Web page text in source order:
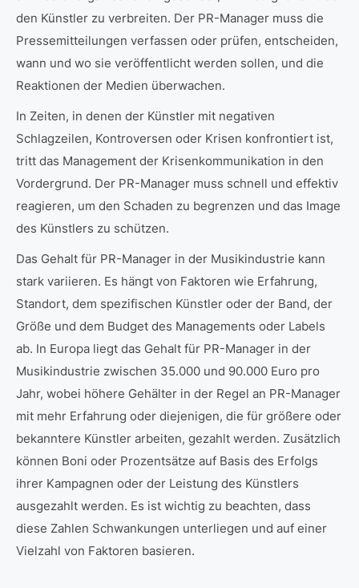
den Künstler zu verbreiten. Der PR-Manager muss die
Pressemitteilungen verfassen oder prüfen, entscheiden,
wann und wo sie veröffentlicht werden sollen, und die
Reaktionen der Medien überwachen.
In Zeiten, in denen der Künstler mit negativen
Schlagzeilen, Kontroversen oder Krisen konfrontiert ist,
tritt das Management der Krisenkommunikation in den
Vordergrund. Der PR-Manager muss schnell und effektiv
reagieren, um den Schaden zu begrenzen und das Image
des Künstlers zu schützen.
Das Gehalt für PR-Manager in der Musikindustrie kann
stark variieren. Es hängt von Faktoren wie Erfahrung,
Standort, dem spezifischen Künstler oder der Band, der
Größe und dem Budget des Managements oder Labels
ab. In Europa liegt das Gehalt für PR-Manager in der
Musikindustrie zwischen 35.000 und 90.000 Euro pro
Jahr, wobei höhere Gehälter in der Regel an PR-Manager
mit mehr Erfahrung oder diejenigen, die für größere oder
bekanntere Künstler arbeiten, gezahlt werden. Zusätzlich
können Boni oder Prozentsätze auf Basis des Erfolgs
ihrer Kampagnen oder der Leistung des Künstlers
ausgezahlt werden. Es ist wichtig zu beachten, dass
diese Zahlen Schwankungen unterliegen und auf einer
Vielzahl von Faktoren basieren.